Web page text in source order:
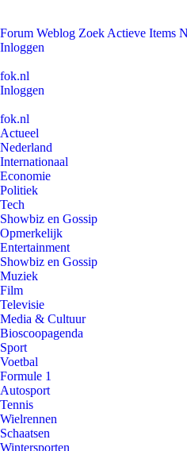
Forum Weblog Zoek Actieve Items
Inloggen
fok.nl
Inloggen
fok.nl
Actueel
Nederland
Internationaal
Economie
Politiek
Tech
Showbiz en Gossip
Opmerkelijk
Entertainment
Showbiz en Gossip
Muziek
Film
Televisie
Media & Cultuur
Bioscoopagenda
Sport
Voetbal
Formule 1
Autosport
Tennis
Wielrennen
Schaatsen
Wintersporten